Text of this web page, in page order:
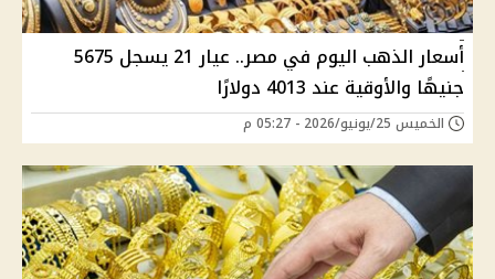
أسعار الذهب اليوم في مصر.. عيار 21 يسجل 5675
جنيهًا والأوقية عند 4013 دولارًا
الخميس 25/يونيو/2026 - 05:27 م